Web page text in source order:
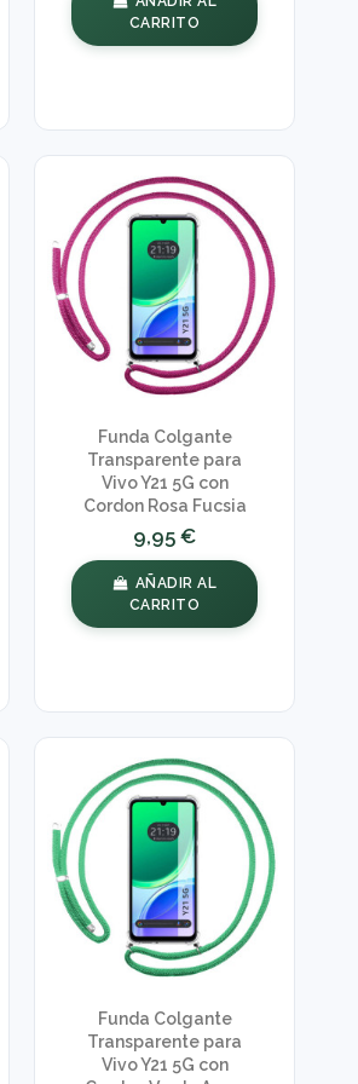
CARRITO
Funda Colgante
Transparente para
Vivo Y21 5G con
Cordon Rosa Fucsia
9,95 €
AÑADIR AL
CARRITO
Funda Colgante
Transparente para
Vivo Y21 5G con